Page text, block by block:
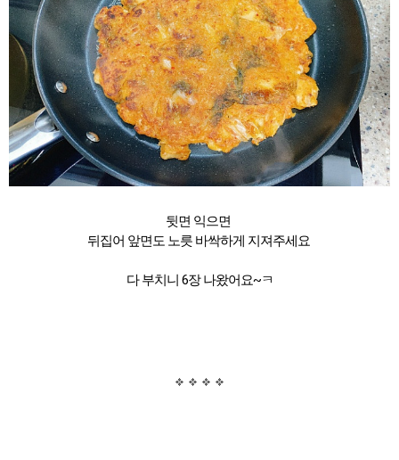
뒷면 익으면
뒤집어 앞면도 노릇 바싹하게 지져주세요
다 부치니 6장 나왔어요~ㅋ